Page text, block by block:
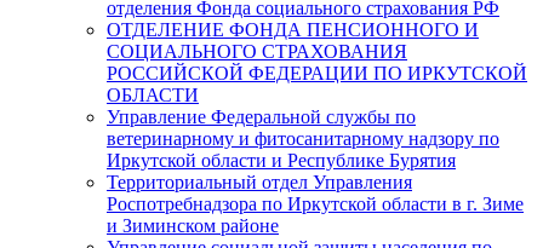
отделения Фонда социального страхования РФ
ОТДЕЛЕНИЕ ФОНДА ПЕНСИОННОГО И
СОЦИАЛЬНОГО СТРАХОВАНИЯ
РОССИЙСКОЙ ФЕДЕРАЦИИ ПО ИРКУТСКОЙ
ОБЛАСТИ
Управление Федеральной службы по
ветеринарному и фитосанитарному надзору по
Иркутской области и Республике Бурятия
Территориальный отдел Управления
Роспотребнадзора по Иркутской области в г. Зиме
и Зиминском районе